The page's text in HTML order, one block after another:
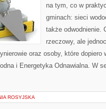
na tym, co w
gminach: sieci
także odwodnienie.
rzeczowy, ale
oraz osoby, które dopiero
i Energetyka Odnawialna. W
ROSYJSKA